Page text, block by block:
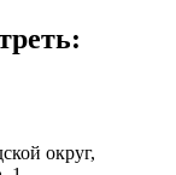
округ,